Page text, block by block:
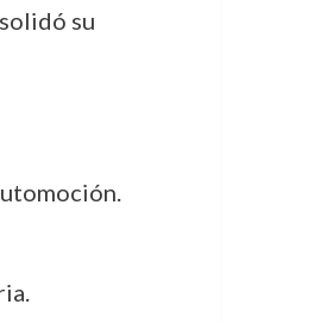
su